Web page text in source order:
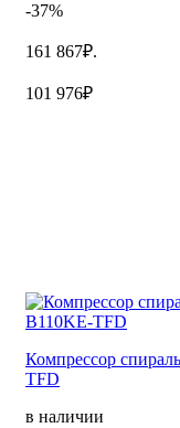
-37%
161 867₽.
101 976₽
Компрессор
TFD
в наличии